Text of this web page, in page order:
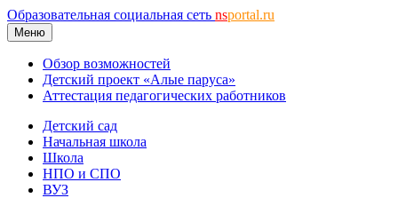
Образовательная социальная сеть nsportal.ru
Меню
Обзор возможностей
Детский проект «Алые паруса»
Аттестация педагогических работников
Детский сад
Начальная школа
Школа
НПО и СПО
ВУЗ